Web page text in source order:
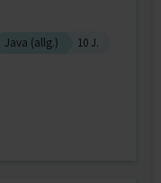
Java (allg.) 10 J.